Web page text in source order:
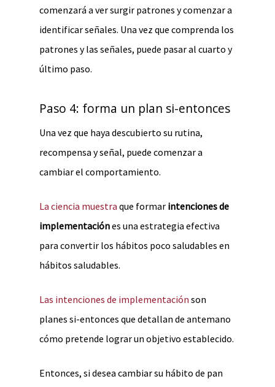
comenzará a ver surgir patrones y comenzar a
identificar señales. Una vez que comprenda los
patrones y las señales, puede pasar al cuarto y
último paso.
Paso 4: forma un plan si-entonces
Una vez que haya descubierto su rutina,
recompensa y señal, puede comenzar a
cambiar el comportamiento.
La ciencia muestra que formar intenciones de
implementaciónes una estrategia efectiva
para convertir los hábitos poco saludables en
hábitos saludables.
Las intenciones de implementación son
planes si-entonces que detallan de antemano
cómo pretende lograr un objetivo establecido.
Entonces, si desea cambiar su hábito de pan